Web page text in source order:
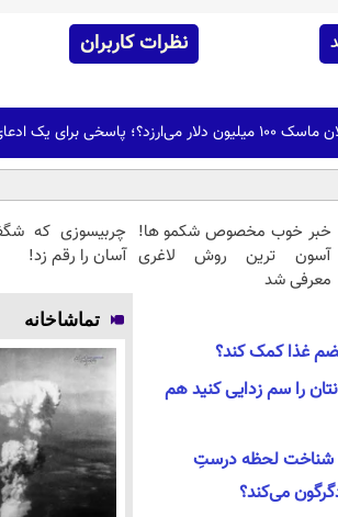
نظرات کاربران
برای یک ادعای بزرگ
خبر خوب مخصوص شکمو ها!
آسون ترین روش لاغری
معرفی شد
چربیسوزی که
آسان را رقم زد!
غذا کمک کند؟
را سم زدایی کنید هم
شناخت لحظه درستِ
می‌کند؟
تماشاخانه